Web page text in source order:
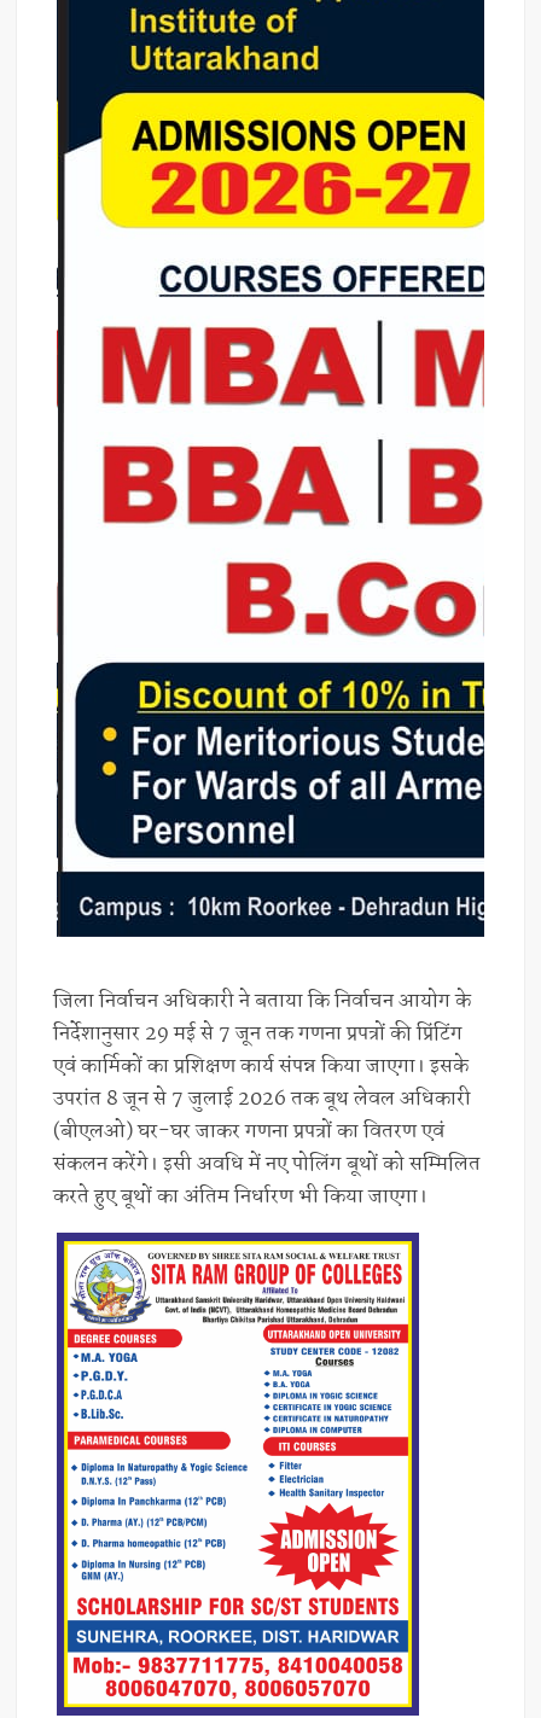
जिला निर्वाचन अधिकारी ने बताया कि निर्वाचन आयोग के
निर्देशानुसार 29 मई से 7 जून तक गणना प्रपत्रों की प्रिंटिंग
एवं कार्मिकों का प्रशिक्षण कार्य संपन्न किया जाएगा। इसके
उपरांत 8 जून से 7 जुलाई 2026 तक बूथ लेवल अधिकारी
(बीएलओ) घर-घर जाकर गणना प्रपत्रों का वितरण एवं
संकलन करेंगे। इसी अवधि में नए पोलिंग बूथों को सम्मिलित
करते हुए बूथों का अंतिम निर्धारण भी किया जाएगा।